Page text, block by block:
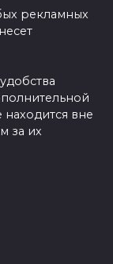
рекламных
вне
за их